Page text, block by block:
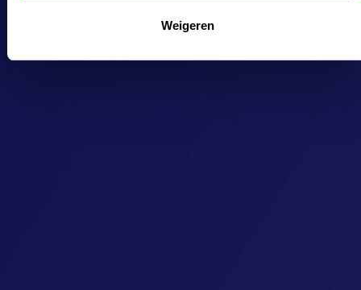
Weigeren